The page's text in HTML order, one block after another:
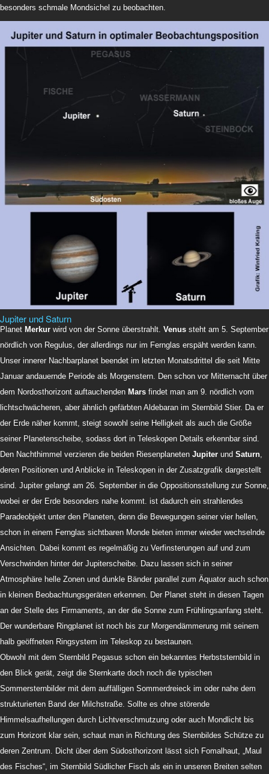
besonders schmale Mondsichel zu beobachten.
Jupiter und Saturn
Planet Merkur wird von der Sonne überstrahlt. Venus steht am 5. September
nördlich von Regulus, der allerdings nur im Fernglas erspäht werden kann.
Unser innerer Nachbarplanet beendet im letzten Monatsdrittel die seit Mitte
Januar andauernde Periode als Morgenstern. Den schon vor Mitternacht über
dem Nordosthorizont auftauchenden Mars findet man am 9. nördlich vom
lichtschwächeren, aber ähnlich gefärbten Aldebaran im Sternbild Stier. Da er
der Erde näher kommt, steigt sowohl seine Helligkeit als auch die Größe
seiner Planetenscheibe, sodass dort in Teleskopen Details erkennbar sind.
Den Nachthimmel verzieren die beiden Riesenplaneten Jupiter und Saturn,
deren Positionen und Anblicke in Teleskopen in der Zusatzgrafik dargestellt
sind. Jupiter gelangt am 26. September in die Oppositionsstellung zur Sonne,
wobei er der Erde besonders nahe kommt. ist dadurch ein strahlendes
Paradeobjekt unter den Planeten, denn die Bewegungen seiner vier hellen,
schon in einem Fernglas sichtbaren Monde bieten immer wieder wechselnde
Ansichten. Dabei kommt es regelmäßig zu Verfinsterungen auf und zum
Verschwinden hinter der Jupiterscheibe. Dazu lassen sich in seiner
Atmosphäre helle Zonen und dunkle Bänder parallel zum Äquator auch schon
in kleinen Beobachtungsgeräten erkennen. Der Planet steht in diesen Tagen
an der Stelle des Firmaments, an der die Sonne zum Frühlingsanfang steht.
Der wunderbare Ringplanet ist noch bis zur Morgendämmerung mit seinem
halb geöffneten Ringsystem im Teleskop zu bestaunen.
Obwohl mit dem Sternbild Pegasus schon ein bekanntes Herbststernbild in
den Blick gerät, zeigt die Sternkarte doch noch die typischen
Sommersternbilder mit dem auffälligen Sommerdreieck im oder nahe dem
strukturierten Band der Milchstraße. Sollte es ohne störende
Himmelsaufhellungen durch Lichtverschmutzung oder auch Mondlicht bis
zum Horizont klar sein, schaut man in Richtung des Sternbildes Schütze zu
deren Zentrum. Dicht über dem Südosthorizont lässt sich Fomalhaut, „Maul
des Fisches“, im Sternbild Südlicher Fisch als ein in unseren Breiten selten